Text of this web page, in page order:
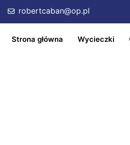
robertcaban@op.pl
Strona główna Wycieczki